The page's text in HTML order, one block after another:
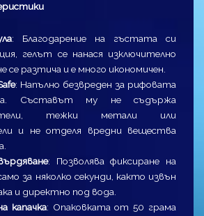
: Благодарение на гъстата си
гелът се нанася изключително
се разтича и е много икономичен.
: Напълно безвреден за рифовата
Съставът му не съдържа
тежки метали или
и не отделя вредни вещества
: Позволява фиксиране на
за няколко секунди, както извън
и директно под вода.
капачка: Опаковката от 50 грама